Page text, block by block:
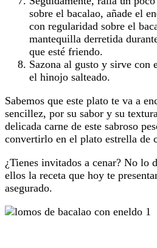
sobre el bacalao, añade el
con regularidad sobre el
mantequilla derretida
que esté friendo.
Sazona al gusto y sirve con
el hinojo salteado.
Sabemos que este plato te va a
sencillez, por su sabor y su
delicada carne de este sabroso
convertirlo en el plato estrella de
¿Tienes invitados a cenar? No lo
ellos la receta que hoy te
asegurado.